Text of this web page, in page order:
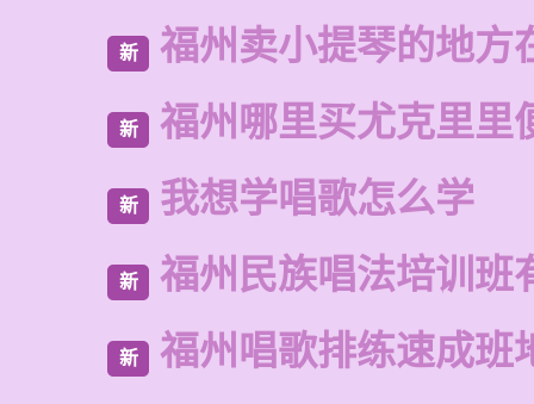
新 福州卖小提琴的地方
新 福州哪里买尤克里里
新 我想学唱歌怎么学
新 福州民族唱法培训班
新 福州唱歌排练速成班